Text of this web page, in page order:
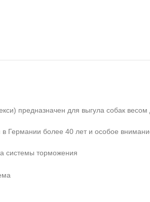
предназначен для выгула собак весом
в Германии более 40 лет и особое
системы торможения